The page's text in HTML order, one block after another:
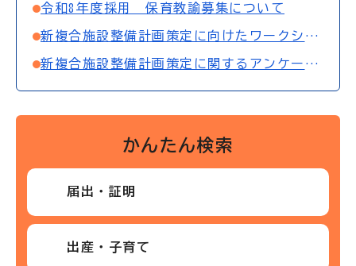
令和8年度採用 保育教諭募集について
新複合施設整備計画策定に向けたワークショップを開催します（終了）
新複合施設整備計画策定に関するアンケート調査（終了）
かんたん検索
届出・証明
出産・子育て